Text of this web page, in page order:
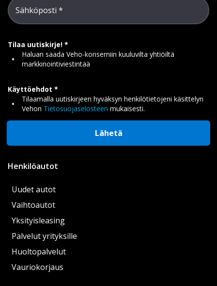
Sähköposti
Tilaa uutiskirje!
Haluan saada Veho-konserniin kuuluvilta yhtiöiltä
markkinointiviestintää
Käyttöehdot
Tilaamalla uutiskirjeen hyväksyn henkilötietojeni käsittelyn
Vehon Tietosuojaselosteen mukaisesti.
Lähetä
Henkilöautot
Uudet autot
Vaihtoautot
Yksityisleasing
Palvelut yrityksille
Huoltopalvelut
Vauriokorjaus